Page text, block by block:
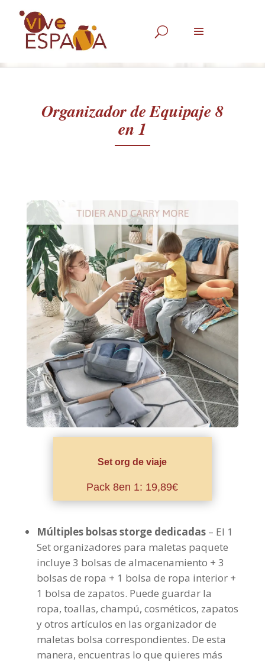
U
Organizador de Equipaje 8
en 1
Set org de viaje
Pack 8en 1: 19,89€
Múltiples bolsas storge dedicadas– El 1
Set organizadores para maletas paquete
incluye 3 bolsas de almacenamiento + 3
bolsas de ropa + 1 bolsa de ropa interior +
1 bolsa de zapatos. Puede guardar la
ropa, toallas, champú, cosméticos, zapatos
y otros artículos en las organizador de
maletas bolsa correspondientes. De esta
manera, encuentras lo que quieres más